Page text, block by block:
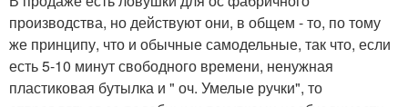
производства, но действуют они, в общем - то, по тому
же принципу, что и обычные самодельные, так что, если
есть 5-10 минут свободного времени, ненужная
пластиковая бутылка и " оч. Умелые ручки", то